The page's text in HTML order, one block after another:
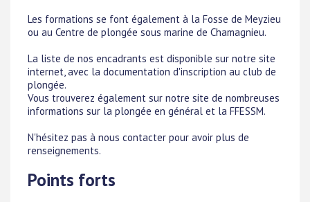
Les formations se font également à la Fosse de Meyzieu
ou au Centre de plongée sous marine de Chamagnieu.
La liste de nos encadrants est disponible sur notre site
internet, avec la documentation d'inscription au club de
plongée.
Vous trouverez également sur notre site de nombreuses
informations sur la plongée en général et la FFESSM.
N'hésitez pas à nous contacter pour avoir plus de
renseignements.
Points forts